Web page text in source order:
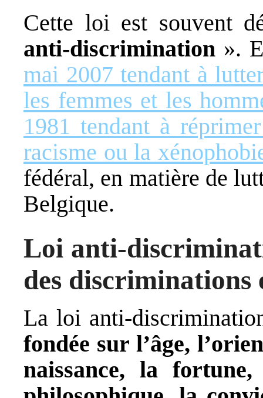
Cette loi est souvent
anti-discrimination ».
mai 2007 tendant à
les femmes et les
1981 tendant à
racisme ou la
fédéral, en matière de
Belgique.
Loi anti-
des discriminations
La loi anti-
fondée sur l’âge,
naissance, la